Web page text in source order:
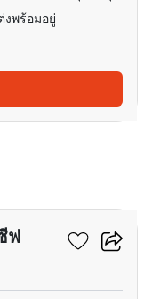
งพร้อมอยู่
ฟ